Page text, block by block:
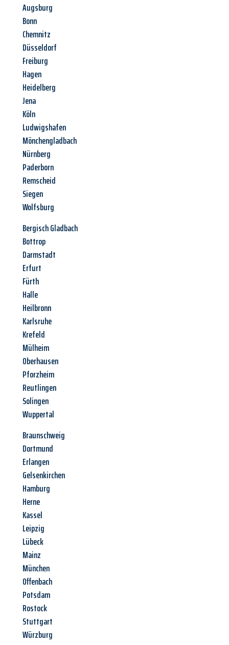
Augsburg
Bonn
Chemnitz
Düsseldorf
Freiburg
Hagen
Heidelberg
Jena
Köln
Ludwigshafen
Mönchengladbach
Nürnberg
Paderborn
Remscheid
Siegen
Wolfsburg
Bergisch Gladbach
Bottrop
Darmstadt
Erfurt
Fürth
Halle
Heilbronn
Karlsruhe
Krefeld
Mülheim
Oberhausen
Pforzheim
Reutlingen
Solingen
Wuppertal
Braunschweig
Dortmund
Erlangen
Gelsenkirchen
Hamburg
Herne
Kassel
Leipzig
Lübeck
Mainz
München
Offenbach
Potsdam
Rostock
Stuttgart
Würzburg